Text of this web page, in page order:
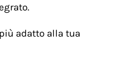
adatto alla tua